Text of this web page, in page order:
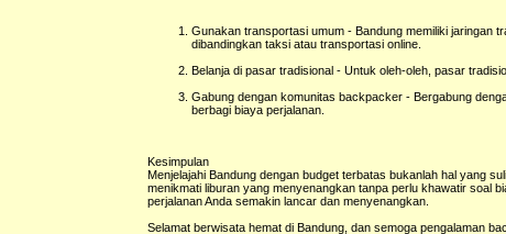
Gunakan transportasi umum - Bandung memiliki jaringan
dibandingkan taksi atau transportasi online.
Belanja di pasar tradisional - Untuk oleh-oleh, pasar
Gabung dengan komunitas backpacker - Bergabung
berbagi biaya perjalanan.
Kesimpulan
Menjelajahi Bandung dengan budget terbatas bukanlah hal yang
menikmati liburan yang menyenangkan tanpa perlu khawatir soal
perjalanan Anda semakin lancar dan menyenangkan.
Selamat berwisata hemat di Bandung, dan semoga pengalaman